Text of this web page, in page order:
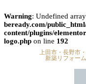
Warning: Undefined
beready.com/
content/plugins/
logo.php on line 192
上田市・長野市
新築リフォー